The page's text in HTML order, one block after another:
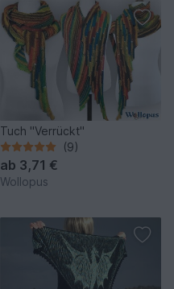
Tuch "Verrückt"
(9)
ab 3,71 €
Wollopus